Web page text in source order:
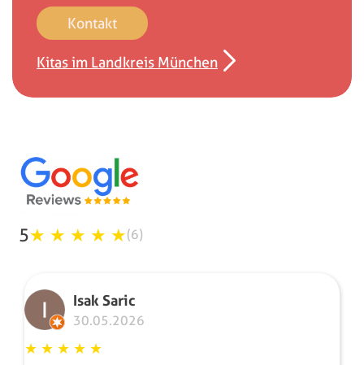
Kontakt
Kitas im Landkreis München
5★ ★ ★ ★ ★(6)
Isak Saric
30.05.2026
★ ★ ★ ★ ★